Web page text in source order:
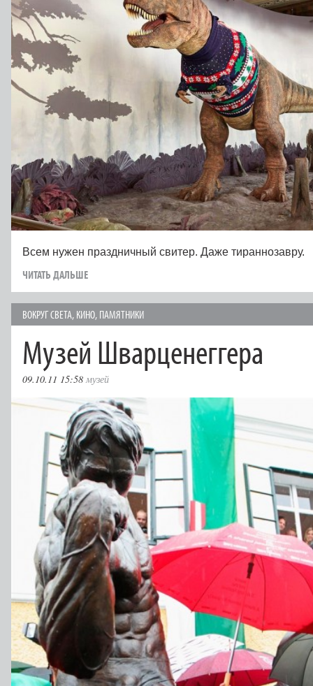
Всем нужен праздничный свитер. Даже тираннозавру.
ЧИТАТЬ ДАЛЬШЕ
ВОКРУГ СВЕТА, КИНО, ПАМЯТНИКИ
Музей Шварценеггера
09.10.11 15:58 музей